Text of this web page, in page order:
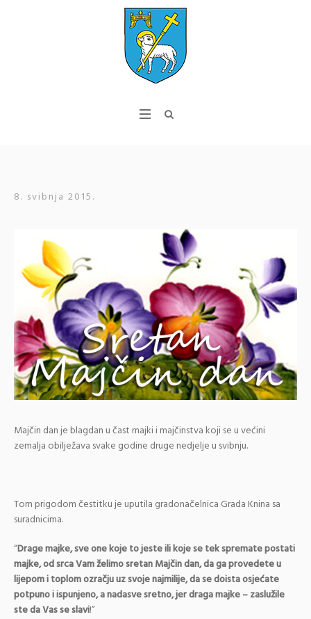
8. svibnja 2015.
Majčin dan je blagdan u čast majki i majčinstva koji se u većini
zemalja obilježava svake godine druge nedjelje u svibnju.
Tom prigodom čestitku je uputila gradonačelnica Grada Knina sa
suradnicima.
“Drage majke, sve one koje to jeste ili koje se tek spremate postati
majke, od srca Vam želimo sretan Majčin dan, da ga provedete u
lijepom i toplom ozračju uz svoje najmilije, da se doista osjećate
potpuno i ispunjeno, a nadasve sretno, jer draga majke – zaslužile
ste da Vas se slavi!”